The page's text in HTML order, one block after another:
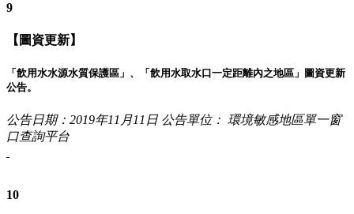
9
【圖資更新】
「飲用水水源水質保護區」、「飲用水取水口一定距離內之地區」圖資更新
公告。
公告日期：2019年11月11日 公告單位： 環境敏感地區單一窗
口查詢平台
10